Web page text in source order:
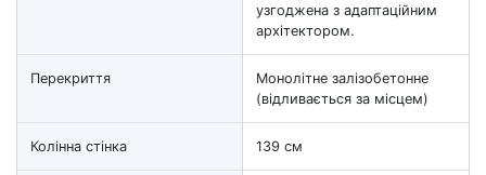
узгоджена з адаптаційним
архітектором.
Перекриття
Монолітне залізобетонне
(відливається за місцем)
Колінна стінка 139 см